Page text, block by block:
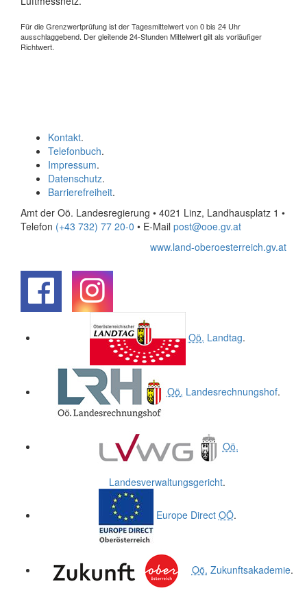
Für die Grenzwertprüfung ist der Tagesmittelwert von 0 bis 24 Uhr
ausschlaggebend. Der gleitende 24-Stunden Mittelwert gilt als vorläufiger
Richtwert.
Kontakt.
Telefonbuch.
Impressum.
Datenschutz.
Barrierefreiheit.
Amt der Oö. Landesregierung • 4021 Linz, Landhausplatz 1 •
Telefon (+43 732) 77 20-0 • E-Mail post@ooe.gv.at
www.land-oberoesterreich.gv.at
Oö. Landtag.
Oö. Landesrechnungshof.
Oö.
Landesverwaltungsgericht.
Europe Direct OÖ.
Oö. Zukunftsakademie.